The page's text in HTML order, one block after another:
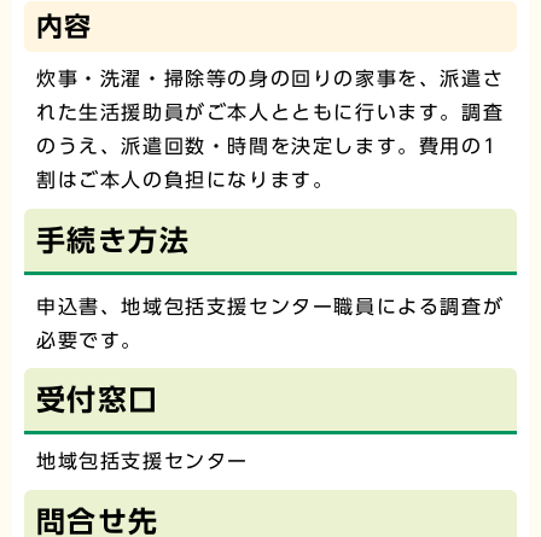
内容
炊事・洗濯・掃除等の身の回りの家事を、派遣さ
れた生活援助員がご本人とともに行います。調査
のうえ、派遣回数・時間を決定します。費用の1
割はご本人の負担になります。
手続き方法
申込書、地域包括支援センター職員による調査が
必要です。
受付窓口
地域包括支援センター
問合せ先